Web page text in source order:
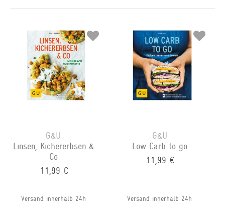
G&U
Linsen, Kichererbsen &
Co
11,99 €
Versand innerhalb 24h
G&U
Low Carb to go
11,99 €
Versand innerhalb 24h